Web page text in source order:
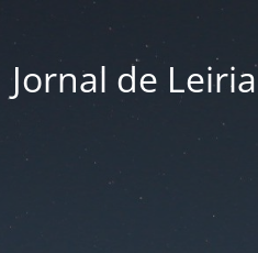
Jornal de Leiria